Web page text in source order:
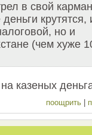
в свой
крутятся,
но и
(чем хуже
казеных
поощрить